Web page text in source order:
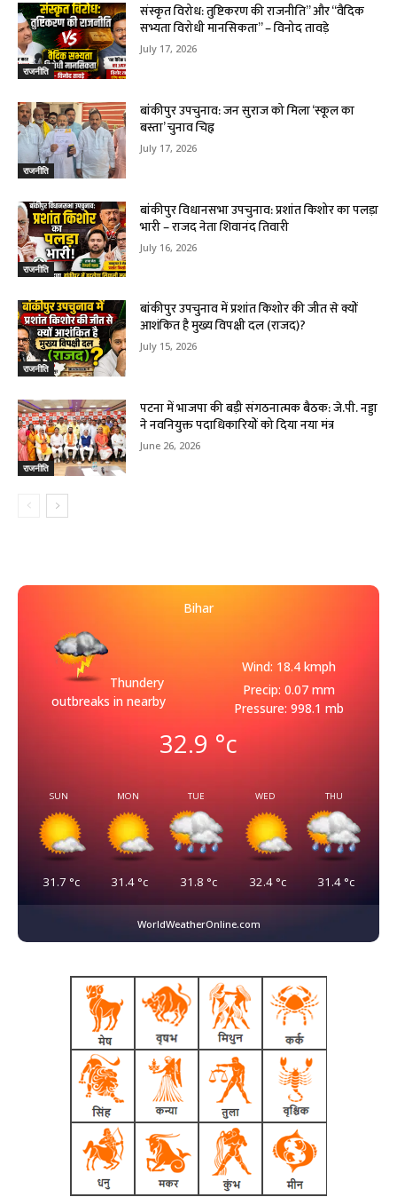
राजनीति
संस्कृत विरोध: तुष्टिकरण की राजनीति” और “वैदिक
सभ्यता विरोधी मानसिकता” – विनोद तावड़े
July 17, 2026
राजनीति
बांकीपुर उपचुनाव: जन सुराज को मिला ‘स्कूल का
बस्ता’ चुनाव चिह्न
July 17, 2026
राजनीति
बांकीपुर विधानसभा उपचुनाव: प्रशांत किशोर का पलड़ा
भारी – राजद नेता शिवानंद तिवारी
July 16, 2026
राजनीति
बांकीपुर उपचुनाव में प्रशांत किशोर की जीत से क्यों
आशंकित है मुख्य विपक्षी दल (राजद)?
July 15, 2026
राजनीति
पटना में भाजपा की बड़ी संगठनात्मक बैठक: जे.पी. नड्डा
ने नवनियुक्त पदाधिकारियों को दिया नया मंत्र
June 26, 2026
Bihar
Thundery
outbreaks in nearby
Wind: 18.4 kmph
Precip: 0.07 mm
Pressure: 998.1 mb
32.9 °c
SUN
31.7 °c
MON
31.4 °c
TUE
31.8 °c
WED
32.4°c
THU
31.4 °c
WorldWeatherOnline.com